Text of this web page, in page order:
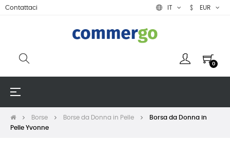
Contattaci IT EUR
0
navigazione
☰
Borse Borse da Donna in Pelle
Borsa da Donna in
Pelle Yvonne